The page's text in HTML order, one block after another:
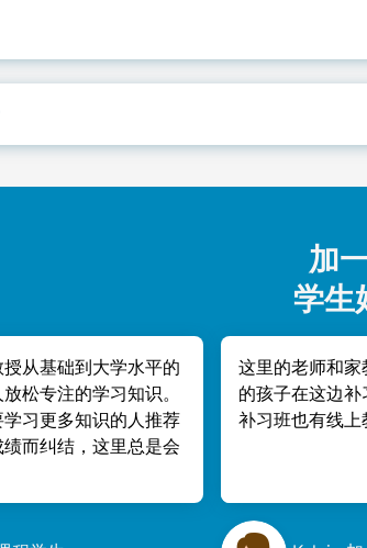
网课和每月技能明细报告。
加
学生
从基础到大学水平的
松专注的学习知识。
习更多知识的人推荐
而纠结，这里总是会
这里的老师和
的孩子在这边
补习班也有线上